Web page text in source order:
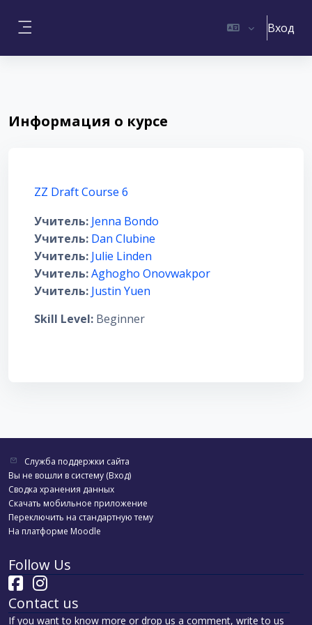
Вход
Информация о курсе
ZZ Draft Course 6
Учитель: Jenna Bondo
Учитель: Dan Clubine
Учитель: Julie Linden
Учитель:Aghogho Onovwakpor
Учитель: Justin Yuen
Skill Level: Beginner
Служба поддержки сайта
Вы не вошли в систему (Вход)
Сводка хранения данных
Скачать мобильное приложение
Переключить на стандартную тему
На платформе Moodle
Contact us
If you want to know more or drop us a comment, write to us
Follow Us